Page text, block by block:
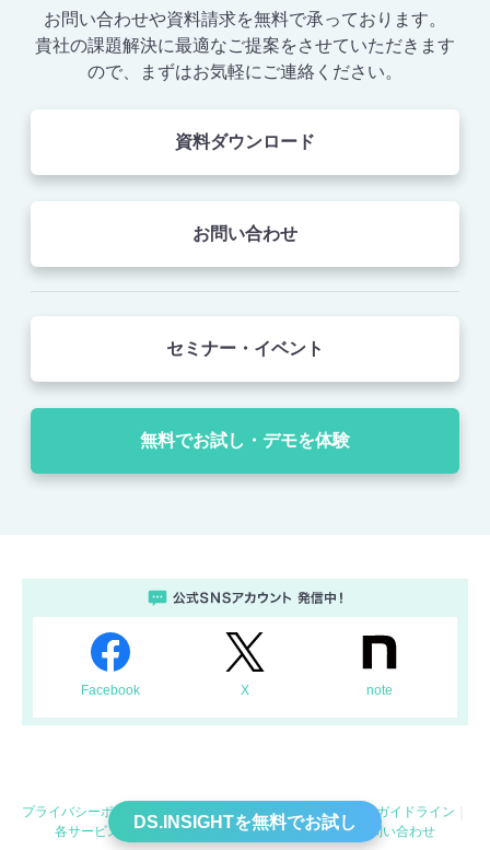
DS.INSIGHTを無料でお試し
お問い合わせや資料請求を無料で承っております。
貴社の課題解決に最適なご提案をさせていただきます
ので、まずはお気軽にご連絡ください。
資料ダウンロード
お問い合わせ
セミナー・イベント
無料でお試し・デモを体験
Facebook X note
プライバシーポリシー プライバシーセンター 利用規約
ガイドライン
各サービス利用規約
会社概要 よくあるご質問 お問い合わせ